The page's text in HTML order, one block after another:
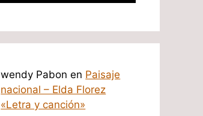
wendy Pabon en Paisaje
nacional – Elda Florez
«Letra y canción»